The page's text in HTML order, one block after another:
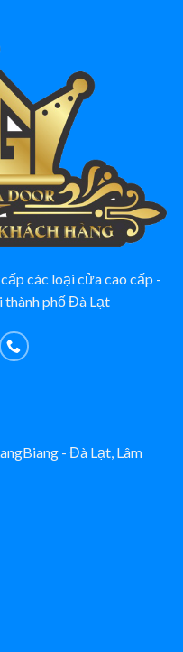
các loại cửa cao cấp -
thành phố Đà Lạt
- Đà Lạt, Lâm